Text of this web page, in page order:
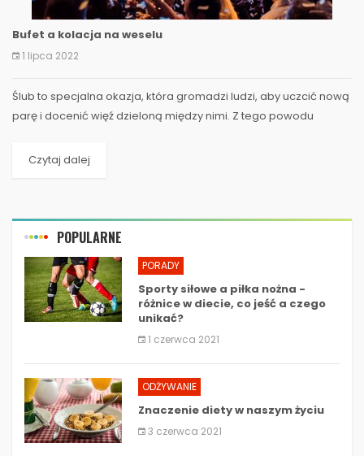
Bufet a kolacja na weselu
1 lipca 2022
Ślub to specjalna okazja, która gromadzi ludzi, aby uczcić nową
parę i docenić więź dzieloną między nimi. Z tego powodu
Czytaj dalej
POPULARNE
PORADY
Sporty siłowe a piłka nożna -
różnice w diecie, co jeść a czego
unikać?
1 czerwca 2021
ODŻYWANIE
Znaczenie diety w naszym życiu
3 czerwca 2021